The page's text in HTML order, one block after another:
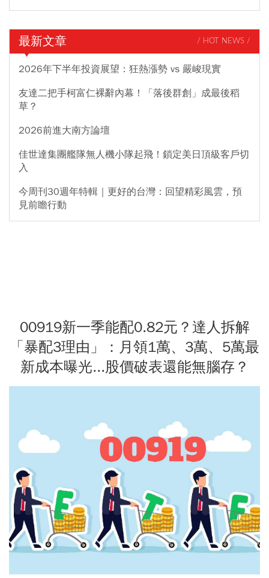
最新文章 / HOT NEWS /
2026年下半年投資展望：狂熱漲勢 vs 嚴峻現實
友達二把手柯富仁裸辭內幕！「落後群創」成最後稻
草？
2026前進大南方論壇
佳世達集團艦隊無人機小隊起飛！鎖定美日頂級客戶切
入
今周刊30週年特輯｜更好的台灣：回望精彩風雲，預
見前瞻行動
00919新一季能配0.82元？達人拆解
「暴配3理由」：月領1萬、3萬、5萬最
新成本曝光...股價破表還能無腦存？